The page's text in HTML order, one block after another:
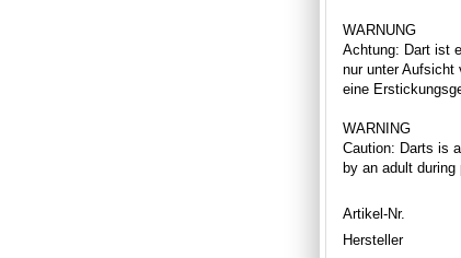
WARNUNG
Achtung: Dart ist
nur unter Aufsicht
eine
WARNING
Caution: Darts is
by an adult
Artikel-Nr.
Hersteller